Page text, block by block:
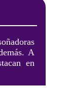
A
en